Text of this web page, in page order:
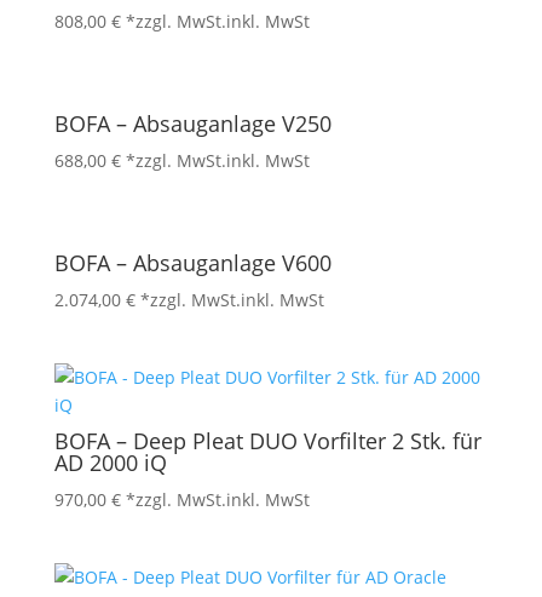
808,00 € *zzgl. MwSt.inkl. MwSt
BOFA – Absauganlage V250
688,00 € *zzgl. MwSt.inkl. MwSt
BOFA – Absauganlage V600
2.074,00 € *zzgl. MwSt.inkl. MwSt
BOFA – Deep Pleat DUO Vorfilter 2 Stk. für
AD 2000 iQ
970,00 € *zzgl. MwSt.inkl. MwSt